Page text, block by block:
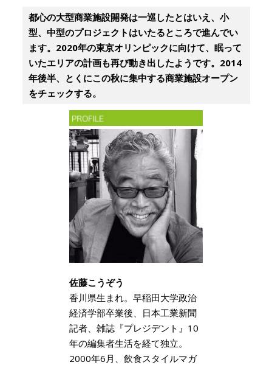
都心の大型商業施設開発は一巡したとはいえ、小
型、中型のプロジェクトはいたるところで進んでい
ます。2020年の東京オリンピックに向けて、眠って
いたエリアの計画も再び動き出したようです。2014
年後半、とくにこの秋に集中する商業施設オープン
をチェックする。
佐藤こうぞう
香川県生まれ。早稲田大学政治
経済学部卒業後、日本工業新聞
記者、雑誌『プレジデント』10
年の編集者生活を経て独立。
2000年6月、飲食スタイルマガ